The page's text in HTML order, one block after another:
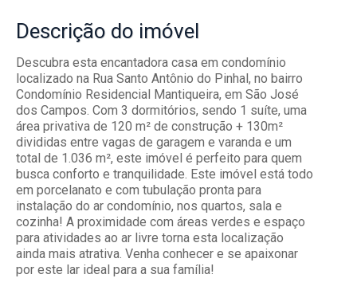
Descrição do imóvel
Descubra esta encantadora casa em condomínio
localizado na Rua Santo Antônio do Pinhal, no bairro
Condomínio Residencial Mantiqueira, em São José
dos Campos. Com 3 dormitórios, sendo 1 suíte, uma
área privativa de 120 m² de construção + 130m²
divididas entre vagas de garagem e varanda e um
total de 1.036 m², este imóvel é perfeito para quem
busca conforto e tranquilidade. Este imóvel está todo
em porcelanato e com tubulação pronta para
instalação do ar condomínio, nos quartos, sala e
cozinha! A proximidade com áreas verdes e espaço
para atividades ao ar livre torna esta localização
ainda mais atrativa. Venha conhecer e se apaixonar
por este lar ideal para a sua família!